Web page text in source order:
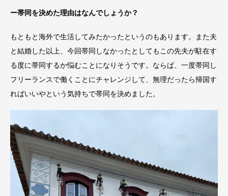
ー帯同を決めた理由はなんでしょうか？
もともと海外で生活してみたかったというのもあります。また夫
と結婚した以上、今回帯同しなかったとしてもこの先夫が駐在す
る度に帯同するか悩むことになりそうです。ならば、一度帯同し
フリーランスで働くことにチャレンジして、無理だったら帰国す
ればいいやという気持ちで帯同を決めました。